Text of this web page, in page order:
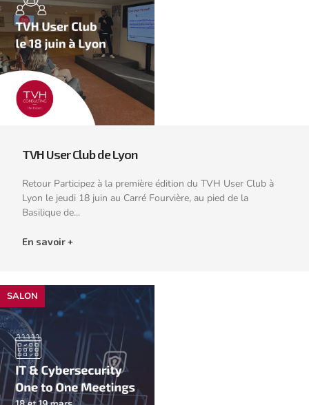
TVH User Club de Lyon
Retour Participez à la première édition du TVH User Club à
Lyon le jeudi 18 juin au Carré Fourvière, au pied de la
Basilique de...
En savoir +
SALON